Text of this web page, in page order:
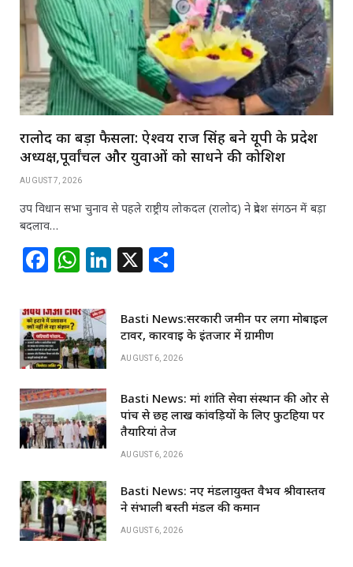
रालोद का बड़ा फैसला: ऐश्वर्य राज सिंह बने यूपी के प्रदेश
अध्यक्ष,पूर्वांचल और युवाओं को साधने की कोशिश
AUGUST 7, 2026
उप विधान सभा चुनाव से पहले राष्ट्रीय लोकदल (रालोद) ने प्रदेश संगठन में बड़ा
बदलाव…
F
c
e
b
o
o
k
W
at
s
A
p
p
Li
k
e
dI
n
X
ar
e
Basti News:सरकारी जमीन पर लगा मोबाइल
टावर, कार्रवाई के इंतजार में ग्रामीण
AUGUST 6, 2026
Basti News: मां शांति सेवा संस्थान की ओर से
पांच से छह लाख कांवड़ियों के लिए फुटहिया पर
तैयारियां तेज
AUGUST 6, 2026
Basti News: नए मंडलायुक्त वैभव श्रीवास्तव
ने संभाली बस्ती मंडल की कमान
AUGUST 6, 2026